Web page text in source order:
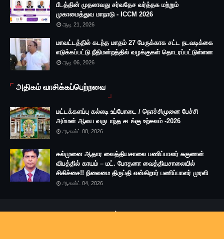
பீடத்தின் முதலாவது சர்வதேச வர்த்தக மற்றும்
முகாமைத்துவ மாநாடு - ICCM 2026
ஆடி 21, 2026
மாவட்டத்தில் கடந்த மாதம் 27 பேருக்காக சட்ட நடவடிக்கை
எடுக்கப்பட்டு நீதிமன்றத்தில் வழக்குகள் தொடரப்பட்டுள்ளன
ஆடி 06, 2026
அதிகம் வாசிக்கப்பெற்றவை
மட்டக்களப்பு கல்லடி உப்போடை / நொச்சிமுனை பேச்சி
அம்மன் ஆலய வருடாந்த சடங்கு உற்சவம் -2026
ஆகஸ்ட் 08, 2026
கல்முனை ஆதார வைத்தியசாலை பணிப்பாளர் சுகுணன்
விபத்தில் காயம் – மட். போதனா வைத்தியசாலையில்
சிகிச்சை!! நிலைமை திருப்தி என்கிறார் பணிப்பாளர் முரளி
ஆகஸ்ட் 04, 2026
முகப்பு